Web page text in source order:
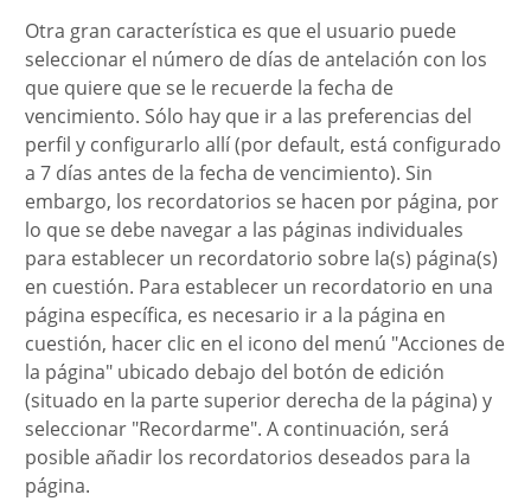
Otra gran característica es que el usuario puede
seleccionar el número de días de antelación con los
que quiere que se le recuerde la fecha de
vencimiento. Sólo hay que ir a las preferencias del
perfil y configurarlo allí (por default, está configurado
a 7 días antes de la fecha de vencimiento). Sin
embargo, los recordatorios se hacen por página, por
lo que se debe navegar a las páginas individuales
para establecer un recordatorio sobre la(s) página(s)
en cuestión. Para establecer un recordatorio en una
página específica, es necesario ir a la página en
cuestión, hacer clic en el icono del menú "Acciones de
la página" ubicado debajo del botón de edición
(situado en la parte superior derecha de la página) y
seleccionar "Recordarme". A continuación, será
posible añadir los recordatorios deseados para la
página.